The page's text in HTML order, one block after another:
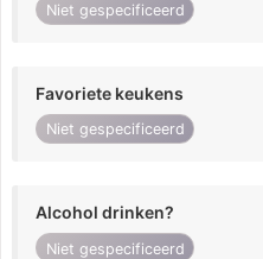
Niet gespecificeerd
Favoriete keukens
Niet gespecificeerd
Alcohol drinken?
Niet gespecificeerd